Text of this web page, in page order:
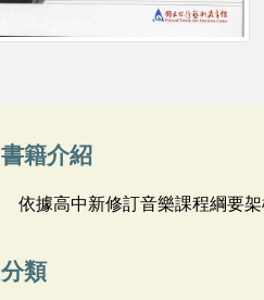
書籍介紹
依據高中新修訂音樂課程綱要
分類